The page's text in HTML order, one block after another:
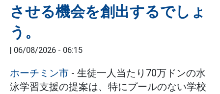
させる機会を創出するでしょ
う。
| 06/08/2026 - 06:15
ホーチミン市 - 生徒一人当たり70万ドンの水
泳学習支援の提案は、特にプールのない学校